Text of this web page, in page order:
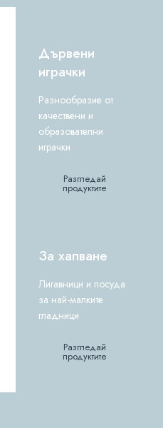
Дървени
играчки
Разнообразие от
качествени и
образователни
играчки
Разгледай
продуктите
За хапване
Лигавници и посуда
за най-малките
гладници
Разгледай
продуктите